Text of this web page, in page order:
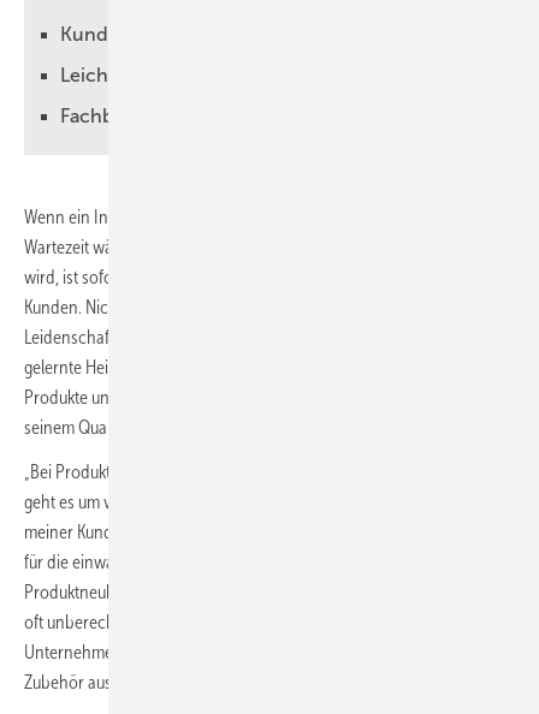
Kundenberatung mit starken Argumenten
Leichtes Handling im Betriebsalltag
Fachbetrieb Nico Mittendorff
Wenn ein Installateur Malvorlagen für die Kleinsten anbietet, damit die
Wartezeit während der Beratung für die Großen nicht zu langweilig
wird, ist sofort klar: Hier nimmt sich jemand richtig Zeit für seine
Kunden. Nico Mittendorff ist Fachhandwerker aus Überzeugung und
Leidenschaft. Schon auf der Unternehmens-Homepage zeigt der
gelernte Heizungsbaumeister, dass ihm ehrlich an der Qualität seiner
Produkte und Dienstleistungen gelegen ist und dass es sich bei
seinem Qualitätsversprechen nicht um eine leere Floskel handelt.
„Bei Produkten aus den Bereichen Sanitär, Trinkwasser oder Heizung
geht es um viel, nämlich um die Gesundheit und das Wohlbefinden
meiner Kunden“, betont Mittendorff. „Die Montage als Voraussetzung
für die einwandfreie Funktionalität ist ein wichtiger Bestandteil eines
Produktneukaufes. Minderwertige Arbeit oder Produktmängel haben
oft unberechenbare Kosten zur Folge.“ Deshalb spricht sich das
Unternehmen klar für bewährte Markenprodukte und hochwertiges
Zubehör aus.